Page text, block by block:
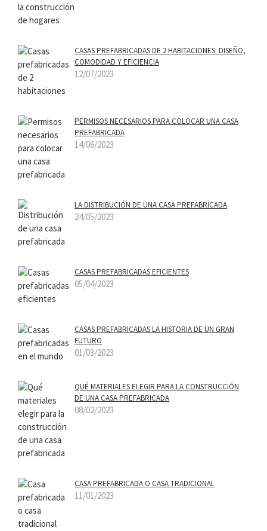
CASAS PREFABRICADAS DE 2 HABITACIONES: DISEÑO,
COMODIDAD Y EFICIENCIA
12/07/2023
PERMISOS NECESARIOS PARA COLOCAR UNA CASA
PREFABRICADA
14/06/2023
LA DISTRIBUCIÓN DE UNA CASA PREFABRICADA
24/05/2023
CASAS PREFABRICADAS EFICIENTES
05/04/2023
CASAS PREFABRICADAS LA HISTORIA DE UN GRAN
FUTURO
01/03/2023
QUÉ MATERIALES ELEGIR PARA LA CONSTRUCCIÓN
DE UNA CASA PREFABRICADA
08/02/2023
CASA PREFABRICADA O CASA TRADICIONAL
11/01/2023